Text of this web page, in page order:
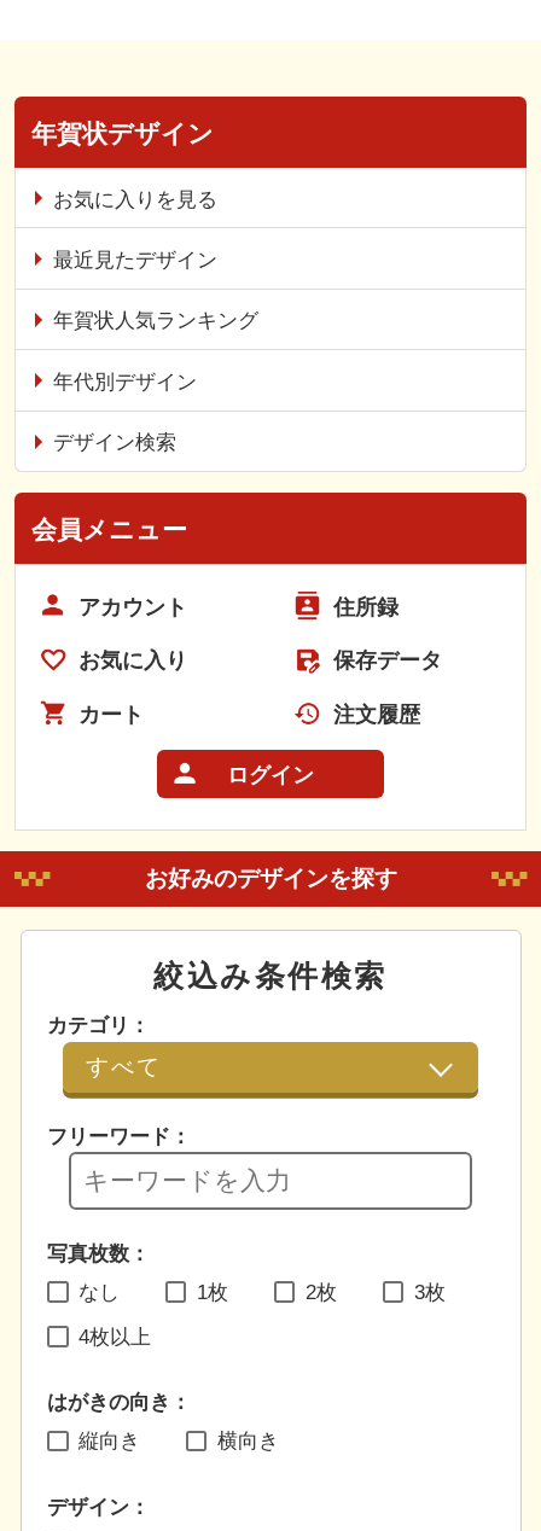
年賀状デザイン
お気に入りを見る
最近見たデザイン
年賀状人気ランキング
年代別デザイン
デザイン検索
会員メニュー
アカウント 住所録
お気に入り 保存データ
カート 注文履歴
ログイン
お好みのデザインを探す
絞込み条件検索
カテゴリ：
フリーワード：
写真枚数：
なし
1枚 2枚 3枚
4枚以上
はがきの向き：
縦向き
横向き
デザイン：